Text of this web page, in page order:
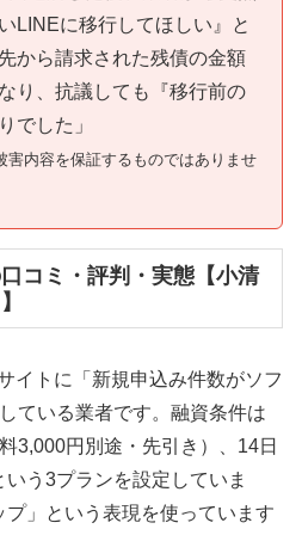
LINEに移行してほしい』と
から請求された残債の金額
り、抗議しても『移行前の
でした」
内容を保証するものではありませ
コミ・評判・実態【小清
イトに「新規申込み件数がソフ
ている業者です。融資条件は
3,000円別途・先引き）、14日
う3プランを設定していま
」という表現を使っています